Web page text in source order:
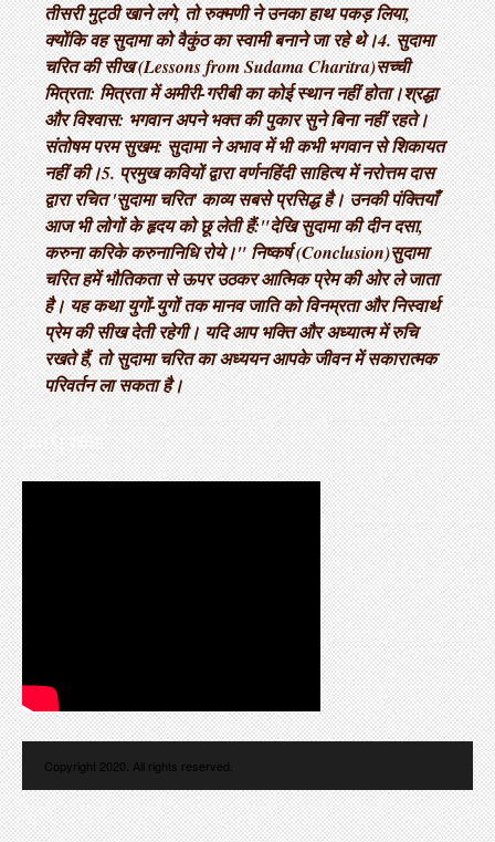
तीसरी मुट्ठी खाने लगे, तो रुक्मणी ने उनका हाथ पकड़ लिया,
क्योंकि वह सुदामा को वैकुंठ का स्वामी बनाने जा रहे थे। ​4. सुदामा
चरित की सीख (Lessons from Sudama Charitra) ​सच्ची
मित्रता: मित्रता में अमीरी-गरीबी का कोई स्थान नहीं होता। ​श्रद्धा
और विश्वास: भगवान अपने भक्त की पुकार सुने बिना नहीं रहते। ​
संतोषम परम सुखम: सुदामा ने अभाव में भी कभी भगवान से शिकायत
नहीं की। ​5. प्रमुख कवियों द्वारा वर्णन ​हिंदी साहित्य में नरोत्तम दास
द्वारा रचित 'सुदामा चरित' काव्य सबसे प्रसिद्ध है। उनकी पंक्तियाँ
आज भी लोगों के हृदय को छू लेती हैं: ​"देखि सुदामा की दीन दसा,
करुना करिके करुनानिधि रोये।" निष्कर्ष (Conclusion) ​सुदामा
चरित हमें भौतिकता से ऊपर उठकर आत्मिक प्रेम की ओर ले जाता
है। यह कथा युगों-युगों तक मानव जाति को विनम्रता और निस्वार्थ
प्रेम की सीख देती रहेगी। यदि आप भक्ति और अध्यात्म में रुचि
रखते हैं, तो सुदामा चरित का अध्ययन आपके जीवन में सकारात्मक
परिवर्तन ला सकता है।
LATEST VIDEO
Copyright 2020. All rights reserved.